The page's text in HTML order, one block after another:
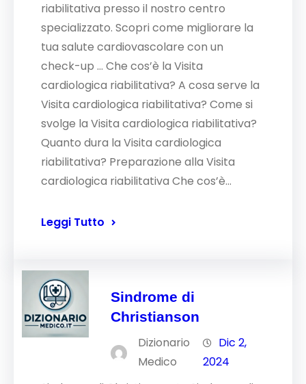
riabilitativa presso il nostro centro
specializzato. Scopri come migliorare la
tua salute cardiovascolare con un
check-up … Che cos’è la Visita
cardiologica riabilitativa? A cosa serve la
Visita cardiologica riabilitativa? Come si
svolge la Visita cardiologica riabilitativa?
Quanto dura la Visita cardiologica
riabilitativa? Preparazione alla Visita
cardiologica riabilitativa Che cos’è…
Leggi Tutto
Sindrome di
Christianson
Dizionario
Medico
Dic 2,
2024